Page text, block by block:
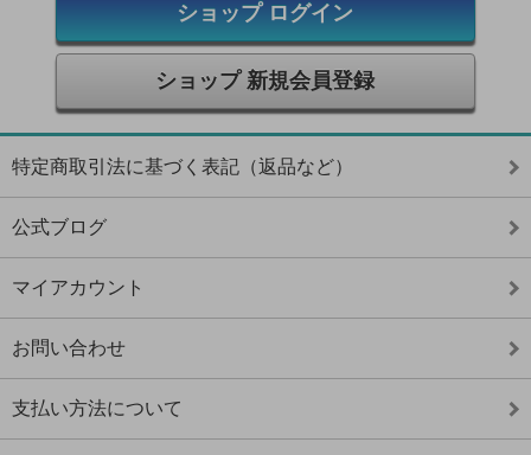
ショップ ログイン
ショップ 新規会員登録
特定商取引法に基づく表記（返品など）
公式ブログ
マイアカウント
お問い合わせ
支払い方法について